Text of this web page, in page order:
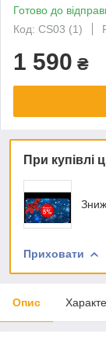
Готово до
Код: CS03 (1)
1 590 ₴
При купівлі
Приховати
Опис